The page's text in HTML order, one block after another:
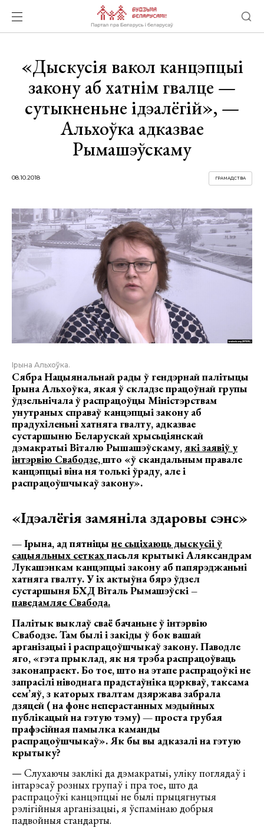
«Дыскусія вакол канцэпцыі
закону аб хатнім гвалце —
сутыкненьне ідэалёгій», —
Альхоўка адказвае
Рымашэўскаму
08.10.2018 ГРАМАДСТВА
Ірына Альхоўка.
Сябра Нацыянальнай рады ў гендэрнай палітыцы
Ірына Альхоўка, якая ў складзе працоўнай групы
ўдзельнічала ў распрацоўцы Міністэрствам
унутраных справаў канцэпцыі закону аб
прадухіленьні хатняга гвалту, адказвае
сустаршыню Беларускай хрысьціянскай
дэмакратыі Віталю Рышашэўскаму,які заявіў у
інтэрвію Свабодзе,што «ў скандальным правале
канцэпцыі віна ня толькі ўраду, але і
распрацоўшчыкаў закону».
«Ідэалёгія замяніла здаровы сэнс»
— Ірына, ад пятніцы не сьціхаюць дыскусіі ў
сацыяльных сеткахпасьля крытыкі Аляксандрам
Лукашэнкам канцэпцыі закону аб папярэджаньні
хатняга гвалту. У іх актыўна бярэ ўдзел
сустаршыня БХД Віталь Рымашэўскі –
паведамляе Свабода.
Палітык выклаў сваё бачаньне ў інтэрвію
Свабодзе. Там былі і закіды ў бок вашай
арганізацыі і распрацоўшчыкаў закону. Паводле
яго, «гэта прыклад, як ня трэба распрацоўваць
законапраект. Бо тое, што на этапе распрацоўкі не
запрасілі ніводнага прадстаўніка цэркваў, таксама
сем’яў, з каторых гвалтам дзяржава забрала
дзяцей ( на фоне неперастанных мэдыйных
публікацый на гэтую тэму) — проста грубая
прафэсійная памылка каманды
распрацоўшчыкаў». Як бы вы адказалі на гэтую
крытыку?
— Слухаючы заклікі да дэмакратыі, уліку поглядаў і
інтарэсаў розных групаў і пра тое, што да
распрацоўкі канцэпцыі не былі прыцягнутыя
рэлігійныя арганізацыі, я ўспамінаю добрыя
падвойныя стандарты.